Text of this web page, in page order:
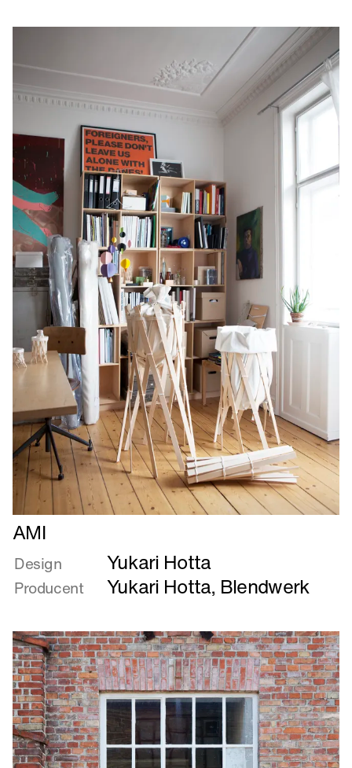
Opbevaring
Læs
mere
om
AMI
AMI
Design Yukari Hotta
Producent Yukari Hotta, Blendwerk